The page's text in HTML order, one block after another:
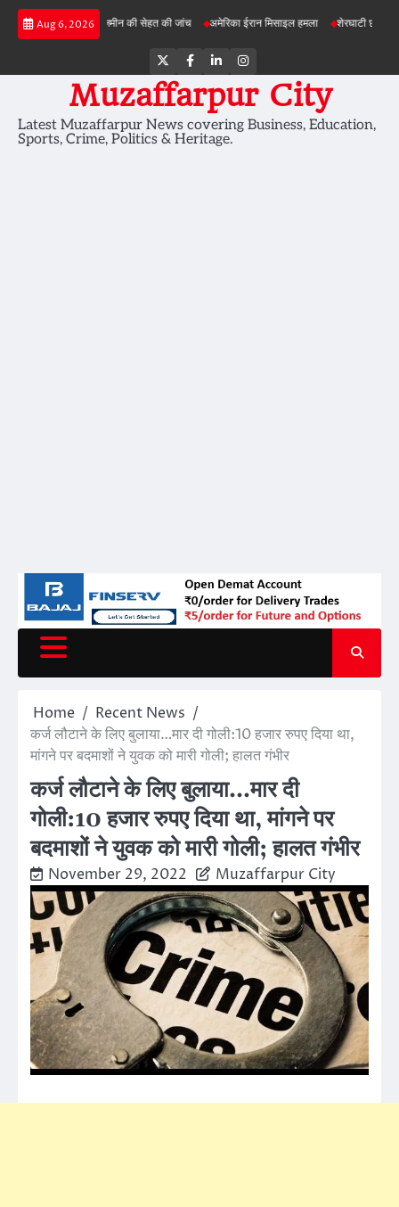
Skip
Aug 6, 2026
परियोजनाओं में जमीन की सेहत की जांच अमेरिका ईरान मिसाइल हमला शेरघाटी छात्रा दुष्कर्म मामला
Twitter
Facebook
LinkedInInstagram
Muzaffarpur City
Latest Muzaffarpur News covering Business, Education,
Sports, Crime, Politics & Heritage.
Home
Recent News
कर्ज लौटाने के लिए बुलाया…मार दी गोली:10 हजार रुपए दिया था,
मांगने पर बदमाशों ने युवक को मारी गोली; हालत गंभीर
कर्ज लौटाने के लिए बुलाया…मार दी
गोली:10 हजार रुपए दिया था, मांगने पर
बदमाशों ने युवक को मारी गोली; हालत गंभीर
November 29, 2022 Muzaffarpur City